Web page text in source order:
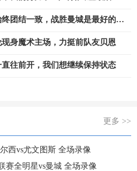
团结一致，战胜曼城是最好的礼
身魔术主场，力挺前队友贝恩
往前开，我们想继续保持状态
更多 >>
西vs尤文图斯 全场录像
赛全明星vs曼城 全场录像